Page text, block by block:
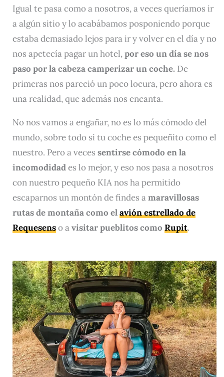
Igual te pasa como a nosotros, a veces queríamos ir
a algún sitio y lo acabábamos posponiendo porque
estaba demasiado lejos para ir y volver en el día y no
nos apetecía pagar un hotel,por eso un día se nos
paso por la cabeza camperizar un coche. De
primeras nos pareció un poco locura, pero ahora es
una realidad, que además nos encanta.
No nos vamos a engañar, no es lo más cómodo del
mundo, sobre todo si tu coche es pequeñito como el
nuestro. Pero a veces sentirse cómodo en la
incomodidades lo mejor, y eso nos pasa a nosotros
con nuestro pequeño KIA nos ha permitido
escaparnos un montón de findes amaravillosas
rutas de montaña como elavión estrellado de
Requesenso avisitar pueblitos como Rupit.